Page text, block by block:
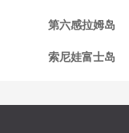
第六感拉姆岛
索尼娃富士岛